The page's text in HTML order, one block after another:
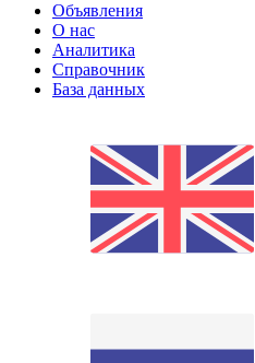
Объявления
О нас
Аналитика
Справочник
База данных